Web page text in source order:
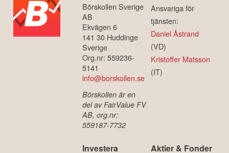
Börskollen Sverige
AB
Ekvägen 6
141 30 Huddinge
Sverige
Org.nr: 559236-
5141
info@borskollen.se
Börskollen är en
del av FairValue FV
AB, org.nr:
559187-7732
Ansvariga för
tjänsten:
Daniel Åstrand
(VD)
Kristoffer Matsson
(IT)
Investera Aktier & Fonder